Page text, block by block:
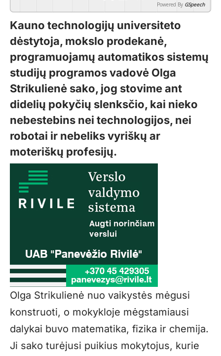
Powered By GSpeech
Kauno technologijų universiteto
dėstytoja, mokslo prodekanė,
programuojamų automatikos sistemų
studijų programos vadovė Olga
Strikulienė sako, jog stovime ant
didelių pokyčių slenksčio, kai nieko
nebestebins nei technologijos, nei
robotai ir nebeliks vyriškų ar
moteriškų profesijų.
Olga Strikulienė nuo vaikystės mėgusi
konstruoti, o mokykloje mėgstamiausi
dalykai buvo matematika, fizika ir chemija.
Ji sako turėjusi puikius mokytojus, kurie